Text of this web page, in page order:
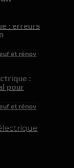
et rénov
: erreurs
et rénov
:
pour